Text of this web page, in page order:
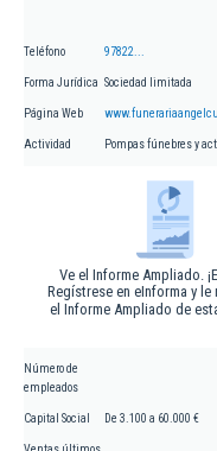
Teléfono 97822...
Forma Jurídica Sociedad limitada
Página Web
Actividad Pompas fúnebres y
Ve el Informe Ampliado.
Regístrese en eInforma y le
el Informe Ampliado de
Número de
empleados
Capital Social De 3.100 a 60.000 €